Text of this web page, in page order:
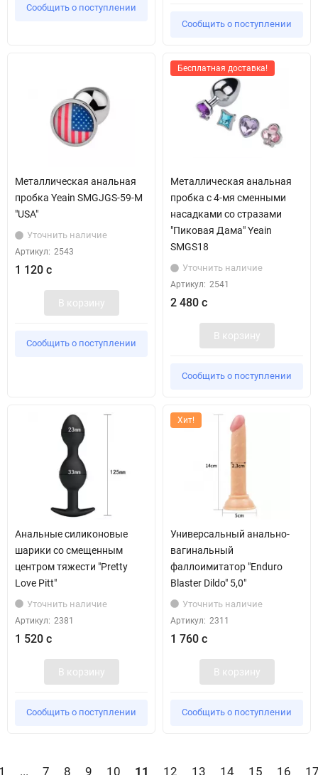
Сообщить о поступлении
Сообщить о поступлении
Металлическая анальная
пробка Yeain SMGJGS-59-M
"USA"
Уточнить наличие
Артикул: 2543
1 120 с
В корзину
Сообщить о поступлении
Бесплатная доставка!
Металлическая анальная
пробка с 4-мя сменными
насадками со стразами
"Пиковая Дама" Yeain
SMGS18
Уточнить наличие
Артикул: 2541
2 480 с
В корзину
Сообщить о поступлении
Анальные силиконовые
шарики со смещенным
центром тяжести "Pretty
Love Pitt"
Уточнить наличие
Артикул: 2381
1 520 с
В корзину
Сообщить о поступлении
Хит!
Универсальный анально-
вагинальный
фаллоимитатор "Enduro
Blaster Dildo" 5,0"
Уточнить наличие
Артикул: 2311
1 760 с
В корзину
Сообщить о поступлении
... 7 8 9 10 11 12 13 14 15 16